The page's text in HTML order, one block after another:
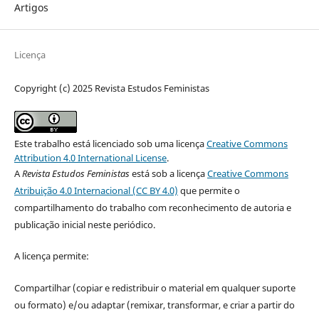
Artigos
Licença
Copyright (c) 2025 Revista Estudos Feministas
Este trabalho está licenciado sob uma licençaCreative Commons
Attribution 4.0 International License.
ARevista Estudos Feministasestá sob a licençaCreative Commons
Atribuição 4.0 Internacional (CC BY 4.0) que permite o
compartilhamento do trabalho com reconhecimento de autoria e
publicação inicial neste periódico.
A licença permite:
Compartilhar (copiar e redistribuir o material em qualquer suporte
ou formato) e/ou adaptar (remixar, transformar, e criar a partir do